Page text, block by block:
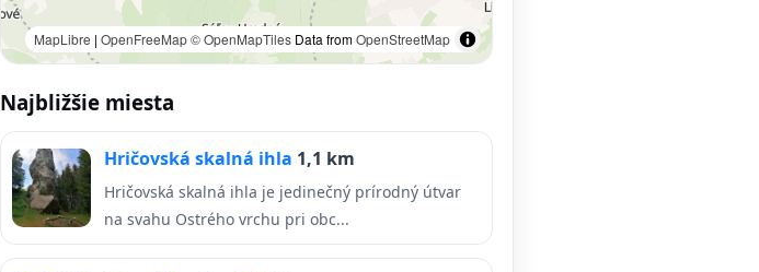
MapLibre | OpenFreeMap© OpenMapTiles Data fromOpenStreetMap
Najbližšie miesta
Hričovská skalná ihla 1,1 km
Hričovská skalná ihla je jedinečný prírodný útvar
na svahu Ostrého vrchu pri obc...